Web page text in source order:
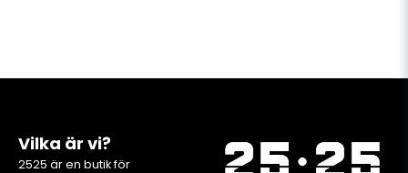
Vilka är vi?
2525 är en butik för